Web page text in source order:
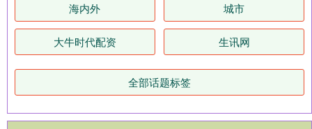
海内外 城市
大牛时代配资 生讯网
全部话题标签